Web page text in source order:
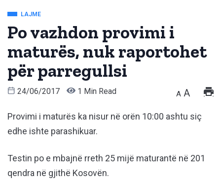
LAJME
Po vazhdon provimi i
maturës, nuk raportohet
për parregullsi
24/06/2017 1 Min Read A A
Provimi i maturës ka nisur në orën 10:00 ashtu siç
edhe ishte parashikuar.
Testin po e mbajnë rreth 25 mijë maturantë në 201
qendra në gjithë Kosovën.